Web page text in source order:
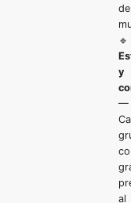
de
🔹
y
—
al